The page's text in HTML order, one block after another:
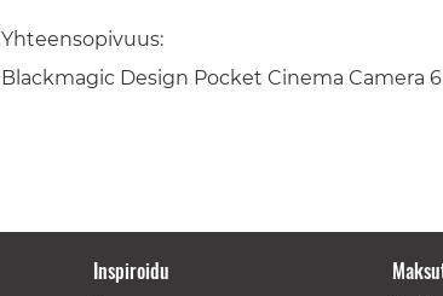
Yhteensopivuus:
Blackmagic Design Pocket Cinema Camera
Inspiroidu